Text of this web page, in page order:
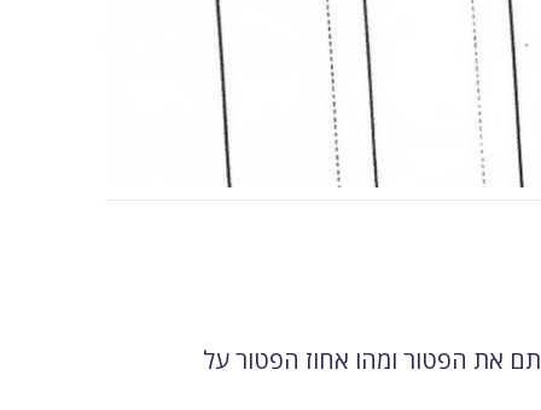
את הפטור ומהו אחוז הפטור על